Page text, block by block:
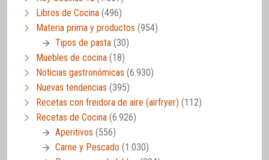
Libros de Cocina (496)
Materia prima y productos (954)
Tipos de pasta (30)
Muebles de cocina (18)
Noticias gastronómicas (6.930)
Nuevas tendencias (395)
Recetas con freidora de aire (airfryer) (112)
Recetas de Cocina (6.926)
Aperitivos (556)
Carne y Pescado (1.030)